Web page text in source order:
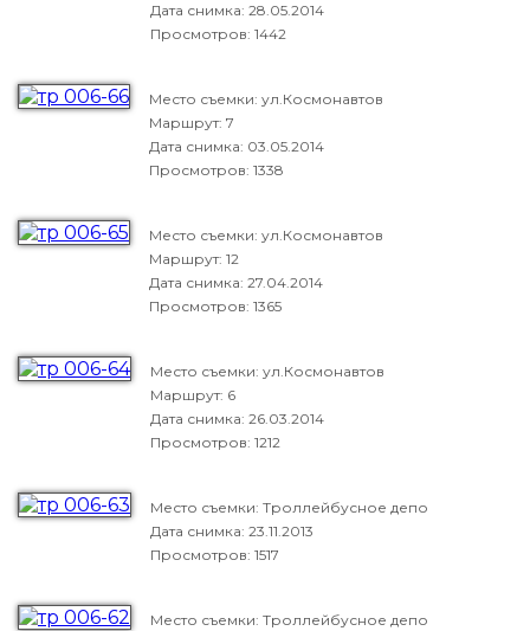
Дата снимка: 28.05.2014
Просмотров: 1442
Место съемки: ул.Космонавтов
Маршрут: 7
Дата снимка: 03.05.2014
Просмотров: 1338
Место съемки: ул.Космонавтов
Маршрут: 12
Дата снимка: 27.04.2014
Просмотров: 1365
Место съемки: ул.Космонавтов
Маршрут: 6
Дата снимка: 26.03.2014
Просмотров: 1212
Место съемки: Троллейбусное депо
Дата снимка: 23.11.2013
Просмотров: 1517
Место съемки: Троллейбусное депо